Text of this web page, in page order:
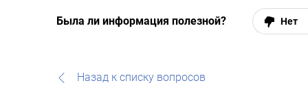
Была ли информация полезной? Нет
Назад к списку вопросов